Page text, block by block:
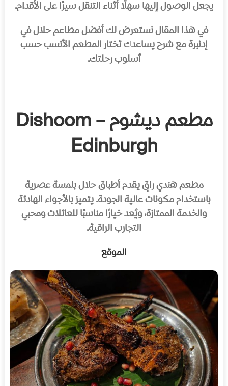
يجعل الوصول إليها سهلًا أثناء التنقل سيرًا على الأقدام.
في هذا المقال نستعرض لك أفضل مطاعم حلال في
إدنبرة مع شرح يساعدك تختار المطعم الأنسب حسب
أسلوب رحلتك.
مطعم ديشوم – Dishoom
Edinburgh
مطعم هندي راقٍ يقدم أطباق حلال بلمسة عصرية
باستخدام مكونات عالية الجودة. يتميز بالأجواء الهادئة
والخدمة الممتازة، ويُعد خيارًا مناسبًا للعائلات ومحبي
التجارب الراقية.
الموقع